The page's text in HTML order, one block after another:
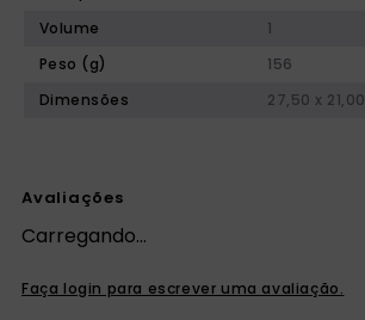
Volume
1
Peso (g)
156
Dimensões
27,50 x 21,00
Avaliações
Carregando…
Faça login para escrever uma avaliação.